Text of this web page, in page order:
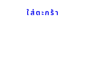
ใส่ตะกร้า